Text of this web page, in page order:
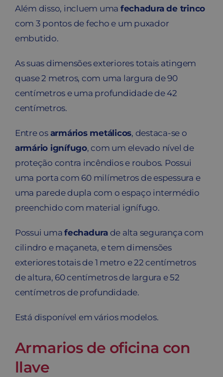
Além disso, incluem uma fechadura de trinco
com 3 pontos de fecho e um puxador
embutido.
As suas dimensões exteriores totais atingem
quase 2 metros, com uma largura de 90
centímetros e uma profundidade de 42
centímetros.
Entre os armários metálicos, destaca-se o
armário ignífugo, com um elevado nível de
proteção contra incêndios e roubos. Possui
uma porta com 60 milímetros de espessura e
uma parede dupla com o espaço intermédio
preenchido com material ignífugo.
Possui umafechadurade alta segurança com
cilindro e maçaneta, e tem dimensões
exteriores totais de 1 metro e 22 centímetros
de altura, 60 centímetros de largura e 52
centímetros de profundidade.
Está disponível em vários modelos.
Armarios de oficina con
llave